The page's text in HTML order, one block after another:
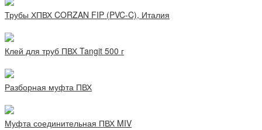
Трубы ХПВХ CORZAN FIP (PVC-C), Италия
Клей для труб ПВХ Tangit 500 г
Разборная муфта ПВХ
Муфта соединительная ПВХ MIV